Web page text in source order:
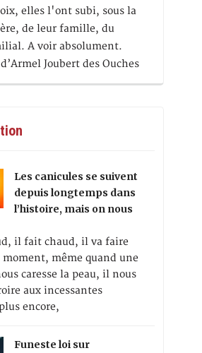
elles l'ont subi, sous la
de leur famille, du
A voir absolument.
Joubert des Ouches
Les canicules se suivent
depuis longtemps dans
l’histoire, mais on nous
il fait chaud, il va faire
même quand une
caresse la peau, il nous
aux incessantes
encore,
Funeste loi sur